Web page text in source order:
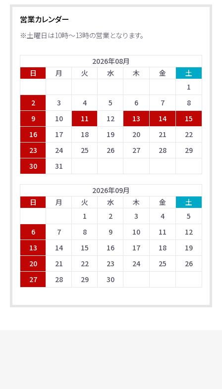
営業カレンダー
※土曜日は10時～13時の営業となります。
2026年08月
日
月 火 水 木 金
土
1
2
3 4 5 6 7
8
9
10 11 12 13 14
15
16
17 18 19 20 21
22
23
24 25 26 27 28
29
30
31
2026年09月
日
月 火 水 木 金
土
1
2 3 4
5
6
7 8 9 10 11
12
13
14 15 16 17 18
19
20
21 22 23 24 25
26
27
28 29 30